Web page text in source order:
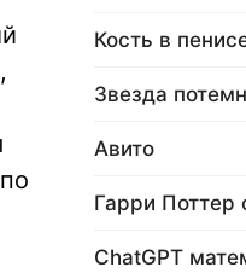
Кость в
Звезда
Авито
Гарри Поттер
ChatGPT